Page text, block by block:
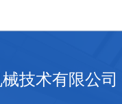
技术有限公司